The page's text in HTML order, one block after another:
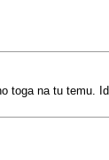
toga na tu temu.